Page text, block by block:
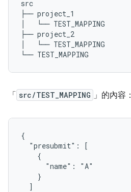
src
├── project_1
│   └── TEST_MAPPING
├── project_2
│   └── TEST_MAPPING
「 src/TEST_MAPPING 」的內容：
{
  "presubmit": [
    {
      "name": "A"
    }
  ]